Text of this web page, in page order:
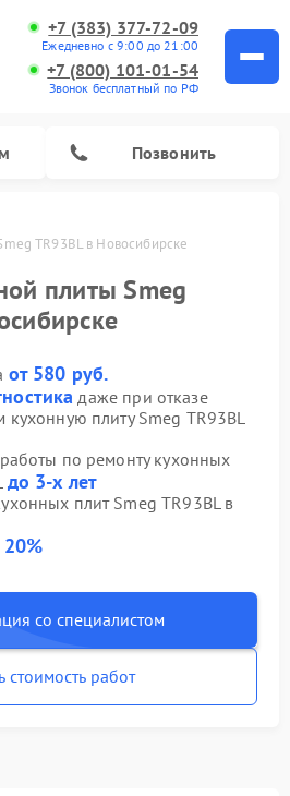
+7 (383) 377-72-09
Ежедневно с 9:00 до 21:00
+7 (800) 101-01-54
Звонок бесплатный по РФ
Позвонить
TR93BL в Новосибирске
плиты Smeg
от 580 руб.
даже при отказе
кухонную плиту Smeg TR93BL
по ремонту кухонных
до 3-х лет
плит Smeg TR93BL в
20%
со специалистом
стоимость работ